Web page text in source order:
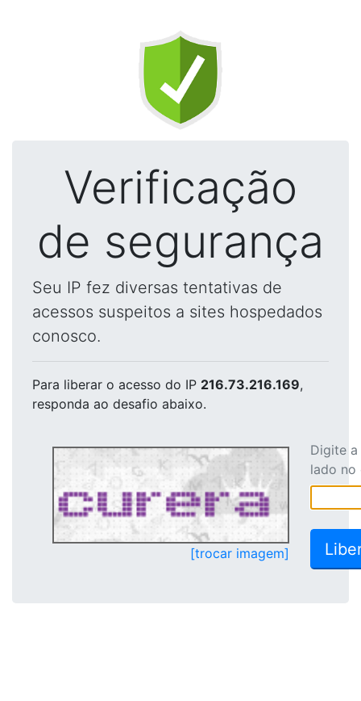
Verificação
de segurança
Seu IP fez diversas tentativas de
acessos suspeitos a sites hospedados
conosco.
Para liberar o acesso do IP 216.73.216.169,
responda ao desafio abaixo.
[trocar imagem]
Digite
lado no